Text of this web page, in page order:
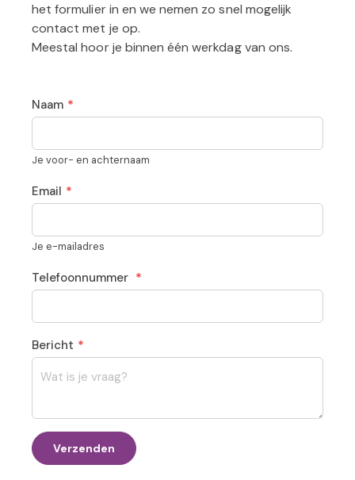
het formulier in en we nemen zo snel mogelijk
contact met je op.
Meestal hoor je binnen één werkdag van ons.
Naam
Je voor- en achternaam
Email
Je e-mailadres
Telefoonnummer
Bericht
Verzenden